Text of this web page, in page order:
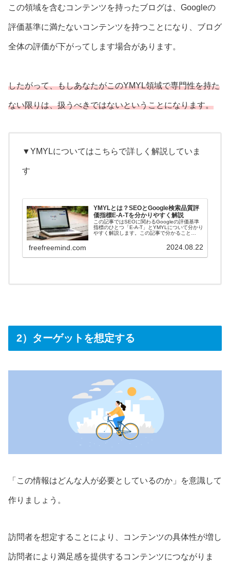
この領域を含むコンテンツを持ったブログは、Googleの
評価基準に満たないコンテンツを持つことになり、ブログ
全体の評価が下がってします場合があります。
したがって、もしあなたがこのYMYL領域で専門性を持た
ない限りは、扱うべきではないということになります。
▼YMYLについてはこちらで詳しく解説していま
す
YMYLとは？SEOとGoogle検索品質評
価指標E-A-Tを分かりやすく解説
この記事ではSEOに関わるGoogleの評価基準
指標のひとつ「E-A-T」とYMYLについて分かり
やすく解説します。この記事で分かること
freefreemind.com 2024.08.22
2）ターゲットを想定する
「この情報はどんな人が必要としているのか」を意識して
作りましょう。
訪問者を想定することにより、コンテンツの具体性が増し
訪問者により満足感を提供するコンテンツにつながりま